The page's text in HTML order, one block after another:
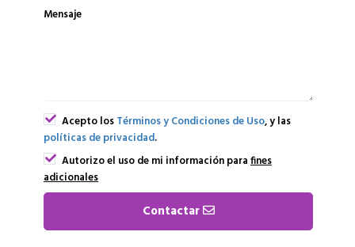
Mensaje
Acepto losTérminos y Condiciones de Uso, y las
políticas de privacidad.
Autorizo el uso de mi información parafines
adicionales
Contactar